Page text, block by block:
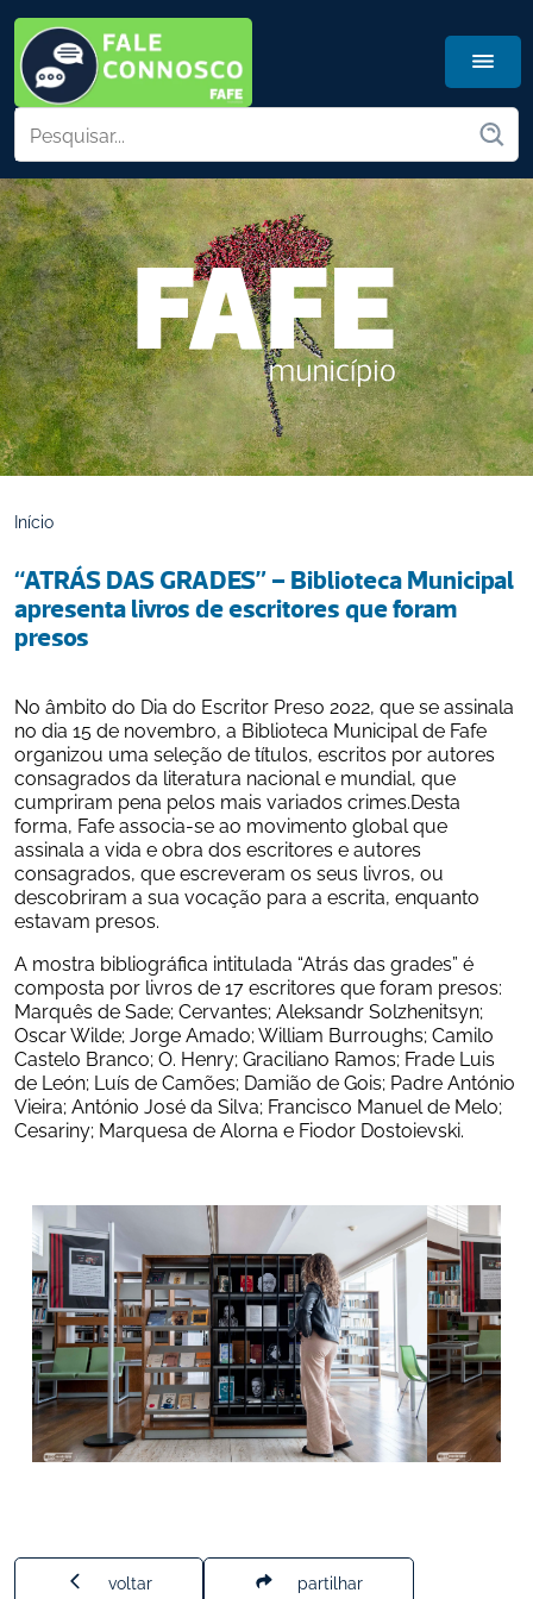
Início
“ATRÁS DAS GRADES” – Biblioteca Municipal
apresenta livros de escritores que foram
presos
No âmbito do Dia do Escritor Preso 2022, que se assinala
no dia 15 de novembro, a Biblioteca Municipal de Fafe
organizou uma seleção de títulos, escritos por autores
consagrados da literatura nacional e mundial, que
cumpriram pena pelos mais variados crimes.Desta
forma, Fafe associa-se ao movimento global que
assinala a vida e obra dos escritores e autores
consagrados, que escreveram os seus livros, ou
descobriram a sua vocação para a escrita, enquanto
estavam presos.
A mostra bibliográfica intitulada “Atrás das grades” é
composta por livros de 17 escritores que foram presos:
Marquês de Sade; Cervantes; Aleksandr Solzhenitsyn;
Oscar Wilde; Jorge Amado; William Burroughs; Camilo
Castelo Branco; O. Henry; Graciliano Ramos; Frade Luis
de León; Luís de Camões; Damião de Gois; Padre António
Vieira; António José da Silva; Francisco Manuel de Melo;
Cesariny; Marquesa de Alorna e Fiodor Dostoievski.
voltar partilhar